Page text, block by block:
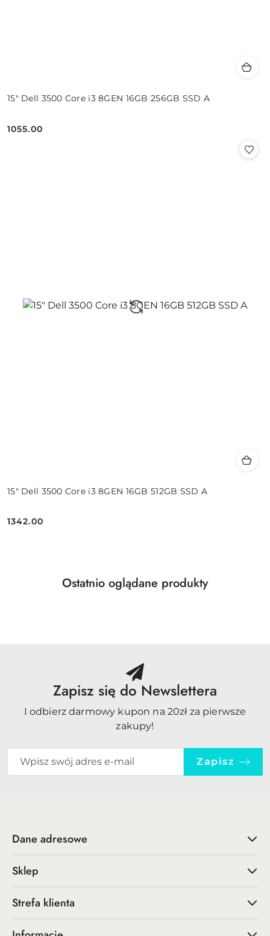
15" Dell 3500 Core i3 8GEN 16GB 256GB SSD A
Cena:
1055.00
15" Dell 3500 Core i3 8GEN 16GB 512GB SSD A
Cena:
1342.00
Pomiń karuzelę produktów
Produkty
Ostatnio oglądane produkty
Zapisz się do Newslettera
I odbierz darmowy kupon na 20zł za pierwsze
zakupy!
Zapisz
Dane adresowe
Sklep
Strefa klienta